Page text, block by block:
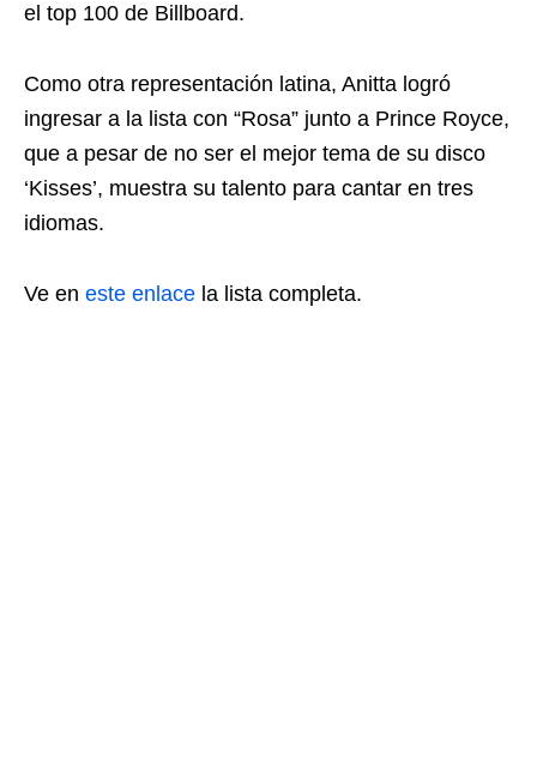
el top 100 de Billboard.
Como otra representación latina, Anitta logró
ingresar a la lista con “Rosa” junto a Prince Royce,
que a pesar de no ser el mejor tema de su disco
‘Kisses’, muestra su talento para cantar en tres
idiomas.
Ve en este enlace la lista completa.